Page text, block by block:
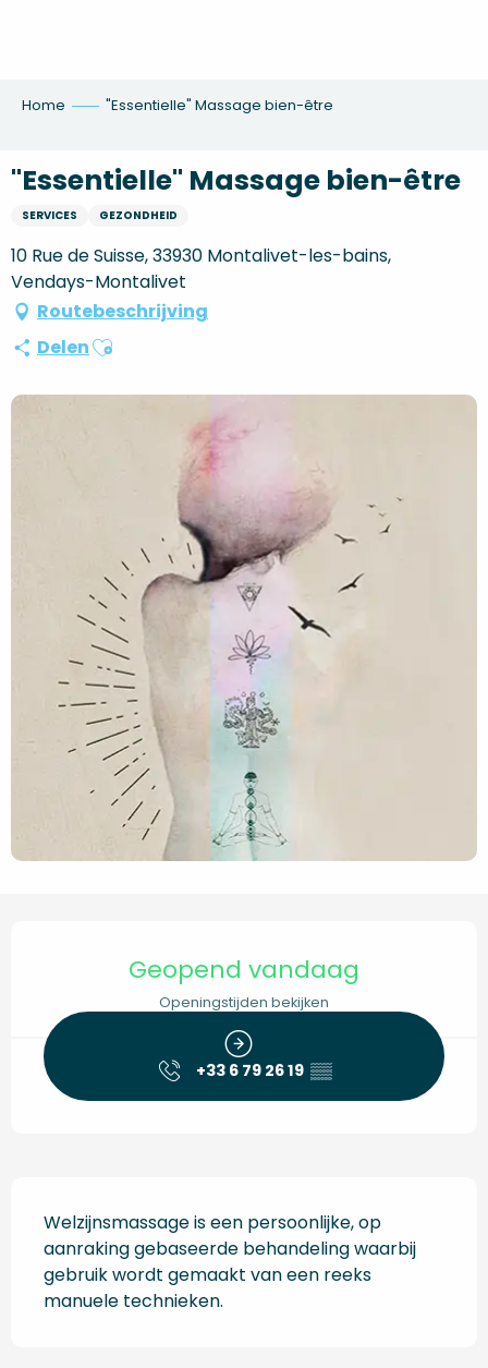
Home "Essentielle" Massage bien-être
"Essentielle" Massage bien-être
SERVICES GEZONDHEID
10 Rue de Suisse, 33930 Montalivet-les-bains,
Vendays-Montalivet
Routebeschrijving
DelenAjouter aux favoris
Geopend vandaag
Openingstijden bekijken
+33 6 79 26 19 ▒▒
Welzijnsmassage is een persoonlijke, op
aanraking gebaseerde behandeling waarbij
gebruik wordt gemaakt van een reeks
manuele technieken.